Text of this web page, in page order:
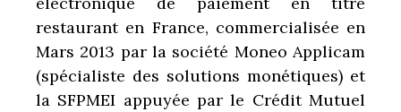
restaurant en France, commercialisée en
Mars 2013 par la société Moneo Applicam
(spécialiste des solutions monétiques) et
la SFPMEI appuyée par le Crédit Mutuel